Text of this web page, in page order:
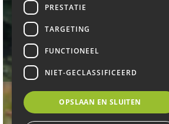
Astilbe 'Jo Ophorst'
PRESTATIE
TARGETING
FUNCTIONEEL
NIET-GECLASSIFICEERD
OPSLAAN EN SLUITEN